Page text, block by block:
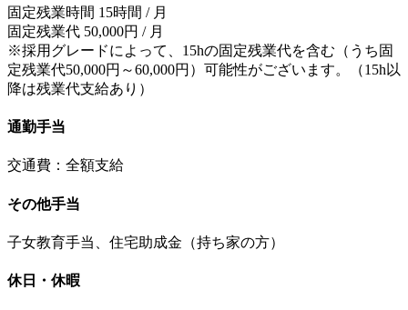
固定残業時間 15時間 / 月
固定残業代 50,000円 / 月
※採用グレードによって、15hの固定残業代を含む（うち固
定残業代50,000円～60,000円）可能性がございます。（15h以
降は残業代支給あり）
通勤手当
交通費：全額支給
その他手当
子女教育手当、住宅助成金（持ち家の方）
休日・休暇